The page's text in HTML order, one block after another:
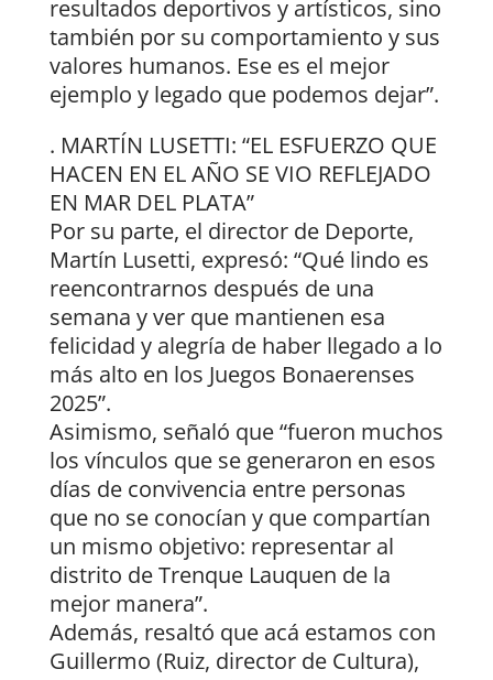
resultados deportivos y artísticos, sino
también por su comportamiento y sus
valores humanos. Ese es el mejor
ejemplo y legado que podemos dejar”.
. MARTÍN LUSETTI: “EL ESFUERZO QUE
HACEN EN EL AÑO SE VIO REFLEJADO
EN MAR DEL PLATA”
Por su parte, el director de Deporte,
Martín Lusetti, expresó: “Qué lindo es
reencontrarnos después de una
semana y ver que mantienen esa
felicidad y alegría de haber llegado a lo
más alto en los Juegos Bonaerenses
2025”.
Asimismo, señaló que “fueron muchos
los vínculos que se generaron en esos
días de convivencia entre personas
que no se conocían y que compartían
un mismo objetivo: representar al
distrito de Trenque Lauquen de la
mejor manera”.
Además, resaltó que acá estamos con
Guillermo (Ruiz, director de Cultura),